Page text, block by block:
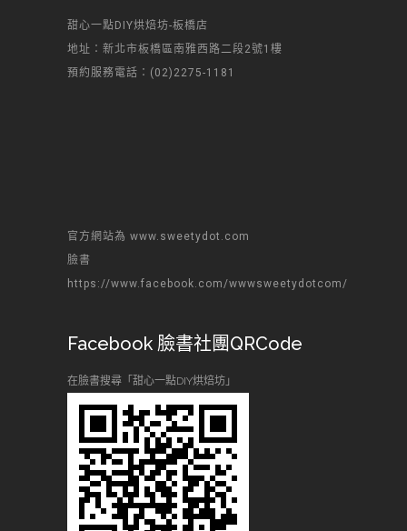
甜心一點DIY烘焙坊-板橋店
地址：新北市板橋區南雅西路二段2號1樓
預約服務電話：(02)2275-1181
官方網站為 www.sweetydot.com
臉書
https://www.facebook.com/wwwsweetydotcom/
Facebook 臉書社團QRCode
在臉書搜尋「甜心一點DIY烘焙坊」